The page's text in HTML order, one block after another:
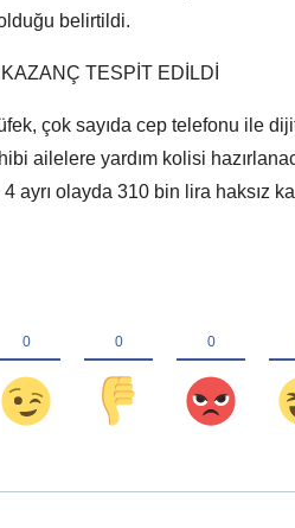
belirtildi.
TESPİT EDİLDİ
çok sayıda cep telefonu ile
ailelere yardım kolisi
ayrı olayda 310 bin lira haksız